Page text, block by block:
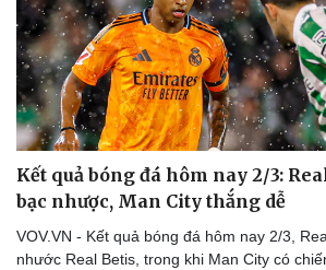
Kết quả bóng đá hôm nay 2/3:
bạc nhược, Man City thắng dễ
VOV.VN - Kết quả bóng đá hôm nay 2/3,
nhước Real Betis, trong khi Man City có